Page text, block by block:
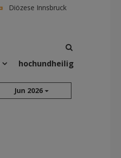
Diözese Innsbruck
suchen
hochundheilig
Jun 2026